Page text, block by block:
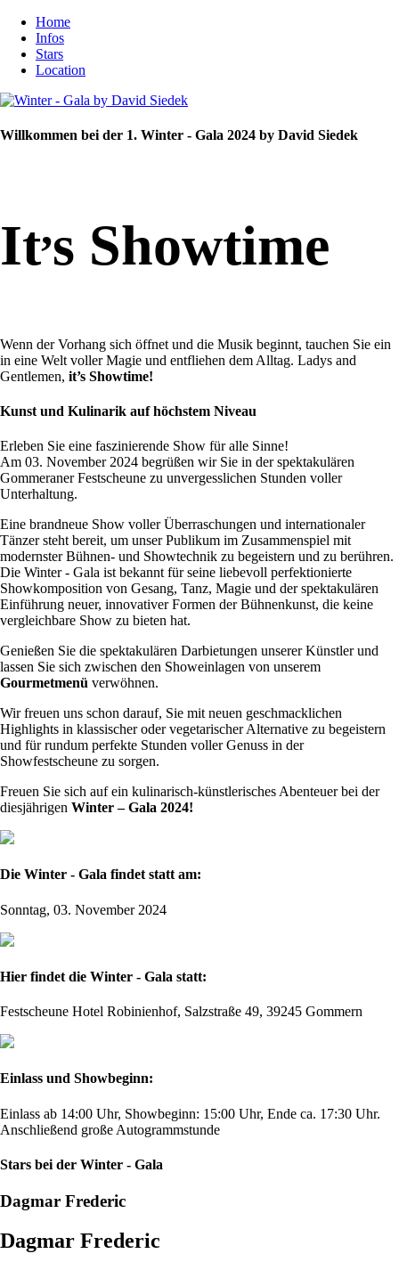
Home
Infos
Stars
Location
Willkommen bei der 1. Winter - Gala 2024 by David Siedek
It,s Showtime
Wenn der Vorhang sich öffnet und die Musik beginnt, tauchen Sie ein
in eine Welt voller Magie und entfliehen dem Alltag. Ladys and
Gentlemen, it’s Showtime!
Kunst und Kulinarik auf höchstem Niveau
Erleben Sie eine faszinierende Show für alle Sinne!
Am 03. November 2024 begrüßen wir Sie in der spektakulären
Gommeraner Festscheune zu unvergesslichen Stunden voller
Unterhaltung.
Eine brandneue Show voller Überraschungen und internationaler
Tänzer steht bereit, um unser Publikum im Zusammenspiel mit
modernster Bühnen- und Showtechnik zu begeistern und zu berühren.
Die Winter - Gala ist bekannt für seine liebevoll perfektionierte
Showkomposition von Gesang, Tanz, Magie und der spektakulären
Einführung neuer, innovativer Formen der Bühnenkunst, die keine
vergleichbare Show zu bieten hat.
Genießen Sie die spektakulären Darbietungen unserer Künstler und
lassen Sie sich zwischen den Showeinlagen von unserem
Gourmetmenü verwöhnen.
Wir freuen uns schon darauf, Sie mit neuen geschmacklichen
Highlights in klassischer oder vegetarischer Alternative zu begeistern
und für rundum perfekte Stunden voller Genuss in der
Showfestscheune zu sorgen.
Freuen Sie sich auf ein kulinarisch-künstlerisches Abenteuer bei der
diesjährigen Winter – Gala 2024!
Die Winter - Gala findet statt am:
Sonntag, 03. November 2024
Hier findet die Winter - Gala statt:
Festscheune Hotel Robinienhof, Salzstraße 49, 39245 Gommern
Einlass und Showbeginn:
Einlass ab 14:00 Uhr, Showbeginn: 15:00 Uhr, Ende ca. 17:30 Uhr.
Anschließend große Autogrammstunde
Stars bei der Winter - Gala
Dagmar Frederic
Dagmar Frederic